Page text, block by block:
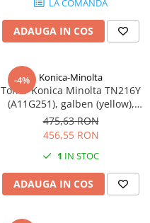
LA COMANDA
ADAUGA IN COS
-4% Konica-Minolta
Toner Konica Minolta TN216Y
(A11G251), galben (yellow),
original, 26.000 pagini
475,63 RON
456,55 RON
1 IN STOC
ADAUGA IN COS